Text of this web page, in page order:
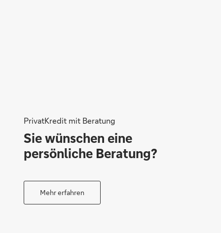
PrivatKredit mit Beratung
Sie wünschen eine
persönliche Beratung?
Mehr erfahren